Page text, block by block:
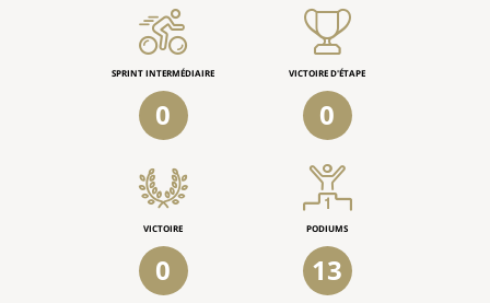
SPRINT INTERMÉDIAIRE
0
VICTOIRE D'ÉTAPE
0
VICTOIRE
0
PODIUMS
13